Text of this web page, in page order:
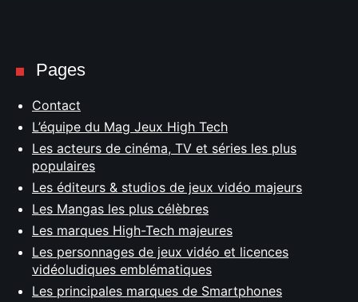
Pages
Contact
L’équipe du Mag Jeux High Tech
Les acteurs de cinéma, TV et séries les plus
populaires
Les éditeurs & studios de jeux vidéo majeurs
Les Mangas les plus célèbres
Les marques High-Tech majeures
Les personnages de jeux vidéo et licences
vidéoludiques emblématiques
Les principales marques de Smartphones